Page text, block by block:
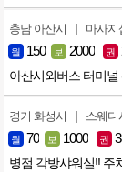
충남 아산시 | 마사지
월 150 보 2000 권
아산시외버스 터미널
경기 화성시 | 스웨디
월 70 보 1000 권
병점 각방샤워실!! 주